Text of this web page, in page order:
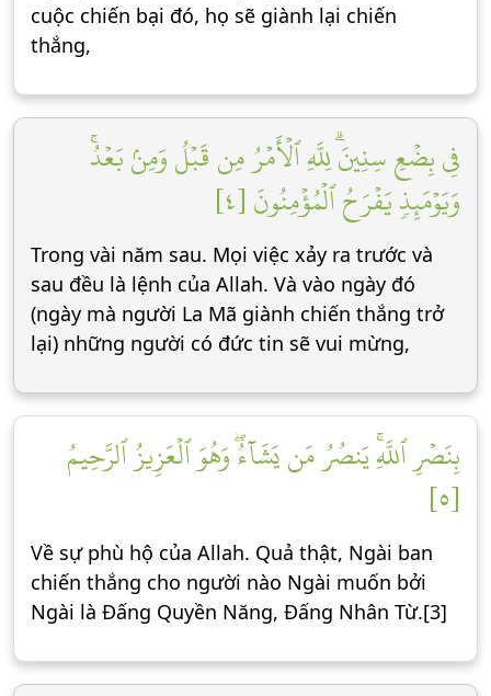
cuộc chiến bại đó, họ sẽ giành lại chiến
thắng,
فِي بِضۡعِ سِنِينَۗ لِلَّهِ ٱلۡأَمۡرُ مِن قَبۡلُ وَمِنۢ بَعۡدُۚ
وَيَوۡمَئِذٖ يَفۡرَحُ ٱلۡمُؤۡمِنُونَ [٤]
Trong vài năm sau. Mọi việc xảy ra trước và
sau đều là lệnh của Allah. Và vào ngày đó
(ngày mà người La Mã giành chiến thắng trở
lại) những người có đức tin sẽ vui mừng,
بِنَصۡرِ ٱللَّهِۚ يَنصُرُ مَن يَشَآءُۖ وَهُوَ ٱلۡعَزِيزُ ٱلرَّحِيمُ
[٥]
Về sự phù hộ của Allah. Quả thật, Ngài ban
chiến thắng cho người nào Ngài muốn bởi
Ngài là Đấng Quyền Năng, Đấng Nhân Từ.[3]